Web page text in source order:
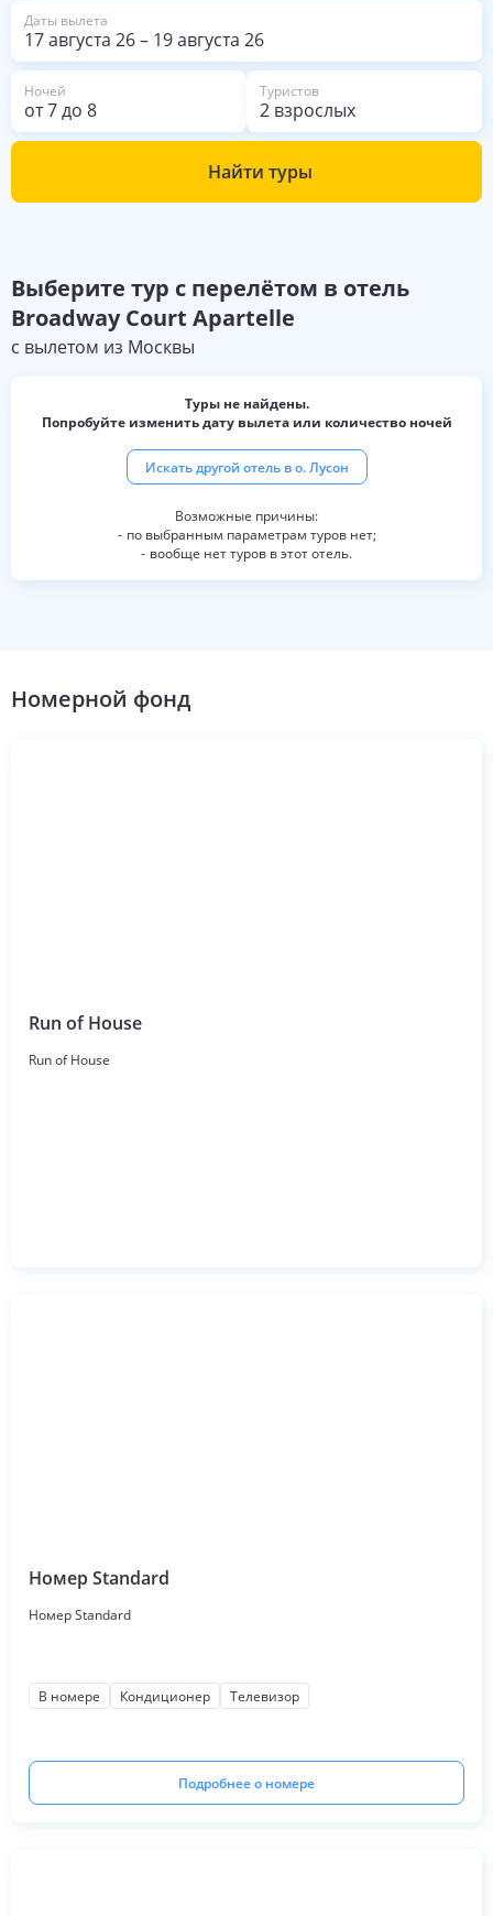
Даты вылета
17 августа 26– 19 августа 26
Ночей
от7до 8
Туристов
2 взрослых
Найти туры
Выберите тур с перелётом в отель
Broadway Court Apartelle
с вылетом из Москвы
Туры не найдены.
Попробуйте изменить дату вылета или количество ночей
Искать другой отель во. Лусон
по выбранным параметрам туров нет;
вообще нет туров в этот отель.
Номерной фонд
Run of House
Run of House
Номер Standard
Номер Standard
В номере Кондиционер Телевизор
Подробнее о номере